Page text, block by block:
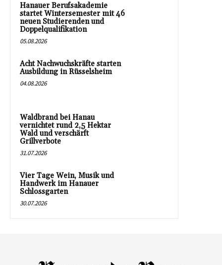
Hanauer Berufsakademie
startet Wintersemester mit 46
neuen Studierenden und
Doppelqualifikation
05.08.2026
Acht Nachwuchskräfte starten
Ausbildung in Rüsselsheim
04.08.2026
Waldbrand bei Hanau
vernichtet rund 2,5 Hektar
Wald und verschärft
Grillverbote
31.07.2026
Vier Tage Wein, Musik und
Handwerk im Hanauer
Schlossgarten
30.07.2026